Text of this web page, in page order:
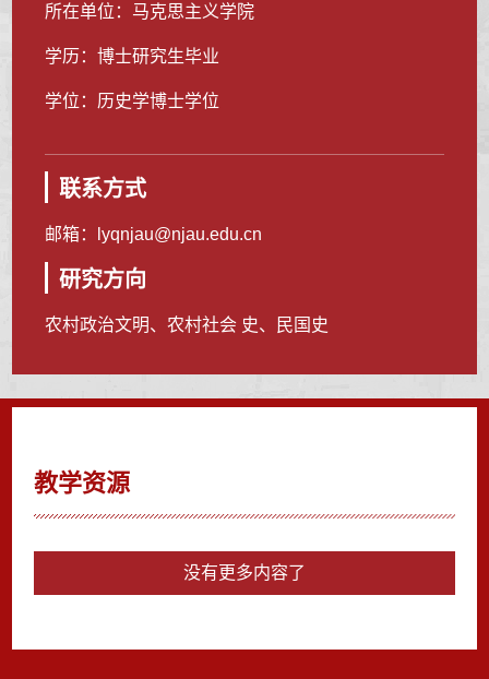
所在单位：马克思主义学院
学历：博士研究生毕业
学位：历史学博士学位
联系方式
邮箱： lyqnjau@njau.edu.cn
研究方向
农村政治文明、农村社会 史、民国史
教学资源
没有更多内容了